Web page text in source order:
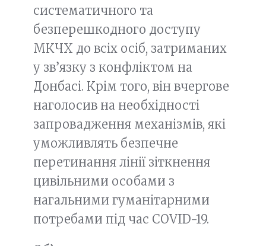
систематичного та
безперешкодного доступу
МКЧХ до всіх осіб, затриманих
у зв’язку з конфліктом на
Донбасі. Крім того, він вчергове
наголосив на необхідності
запровадження механізмів, які
уможливлять безпечне
перетинання лінії зіткнення
цивільними особами з
нагальними гуманітарними
потребами під час COVID-19.